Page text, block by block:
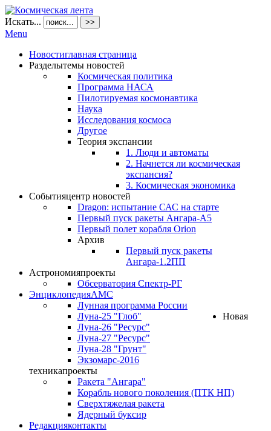
Искать... >>
Menu
Новостиглавная страница
Разделытемы новостей
Космическая политика
Программа НАСА
Пилотируемая космонавтика
Наука
Исследования космоса
Другое
Теория экспансии
1. Люди и автоматы
2. Начнется ли космическая
экспансия?
3. Космическая экономика
Событияцентр новостей
Dragon: испытание САС на старте
Первый пуск ракеты Ангара-А5
Первый полет корабля Orion
Архив
Первый пуск ракеты
Ангара-1.2ПП
Астрономияпроекты
Обсерватория Спектр-РГ
ЭнциклопедияАМС
Лунная программа России
Луна-25 "Глоб"
Луна-26 "Ресурс"
Луна-27 "Ресурс"
Луна-28 "Грунт"
Экзомарс-2016
Новая
техникапроекты
Ракета "Ангара"
Корабль нового поколения (ПТК НП)
Сверхтяжелая ракета
Ядерный буксир
Редакцияконтакты